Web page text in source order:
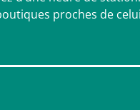
proches de